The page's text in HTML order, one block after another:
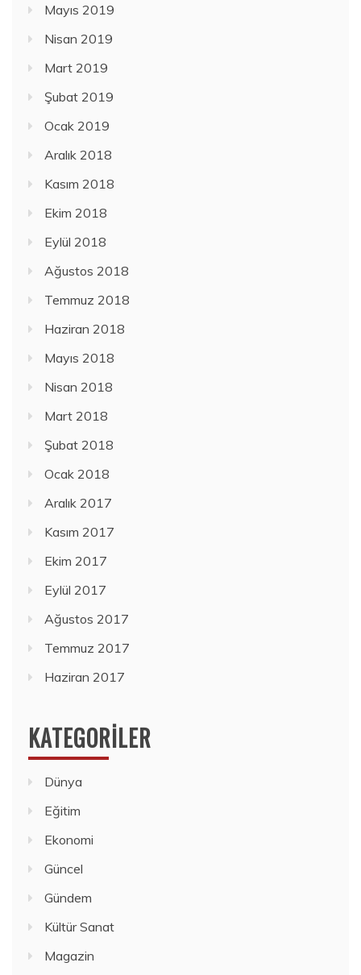
Mayıs 2019
Nisan 2019
Mart 2019
Şubat 2019
Ocak 2019
Aralık 2018
Kasım 2018
Ekim 2018
Eylül 2018
Ağustos 2018
Temmuz 2018
Haziran 2018
Mayıs 2018
Nisan 2018
Mart 2018
Şubat 2018
Ocak 2018
Aralık 2017
Kasım 2017
Ekim 2017
Eylül 2017
Ağustos 2017
Temmuz 2017
Haziran 2017
KATEGORILER
Dünya
Eğitim
Ekonomi
Güncel
Gündem
Kültür Sanat
Magazin